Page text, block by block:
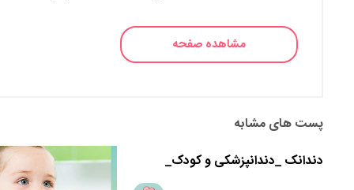
مشاهده صفحه
پست های مشابه
دندانک _دندانپزشکی و کودک_